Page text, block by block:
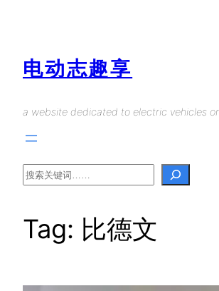
电动志趣享
a website dedicated to electric vehicles
Search
Tag: 比德文